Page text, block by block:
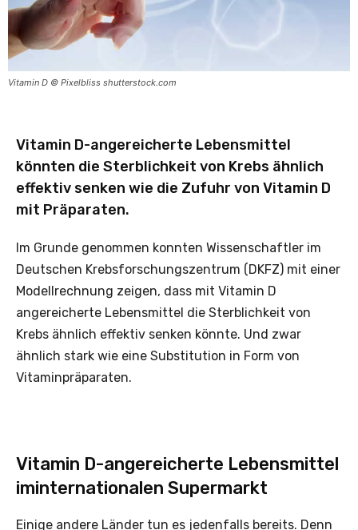
Vitamin D © Pixelbliss shutterstock.com
Vitamin D-angereicherte Lebensmittel
könnten die Sterblichkeit von Krebs ähnlich
effektiv senken wie die Zufuhr von Vitamin D
mit Präparaten.
Im Grunde genommen konnten Wissenschaftler im
Deutschen Krebsforschungszentrum (DKFZ) mit einer
Modellrechnung zeigen, dass mit Vitamin D
angereicherte Lebensmittel die Sterblichkeit von
Krebs ähnlich effektiv senken könnte. Und zwar
ähnlich stark wie eine Substitution in Form von
Vitaminpräparaten.
Vitamin D-angereicherte Lebensmittel
iminternationalen Supermarkt
Einige andere Länder tun es jedenfalls bereits. Denn